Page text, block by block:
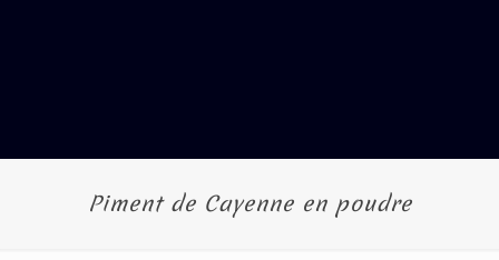
Piment de Cayenne en poudre